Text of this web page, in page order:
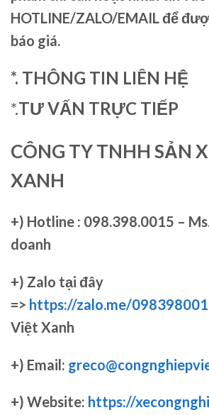
HOTLINE/ZALO/EMAIL để
báo giá.
*. THÔNG TIN LIÊN HỆ
*.TƯ VẤN TRỰC TIẾP
CÔNG TY TNHH SẢN
XANH
+) Hotline : 098.398.0015 –
doanh
+) Zalo tại đây
=> https://zalo.me/
Việt Xanh
+) Email:
+) Website: https://